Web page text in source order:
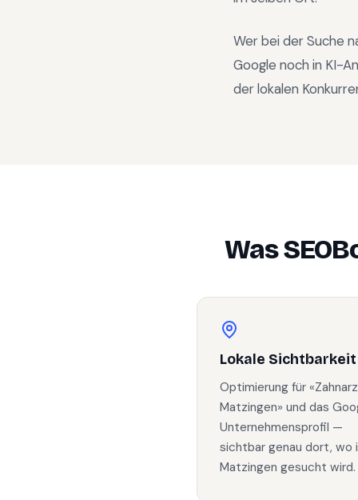
Wer bei der Suche
Google noch in KI-
der lokalen
Was
Lokale Sichtbarkeit
Optimierung für
Matzingen» und das
Unternehmensprofil —
sichtbar genau dort, wo
Matzingen gesucht wird.